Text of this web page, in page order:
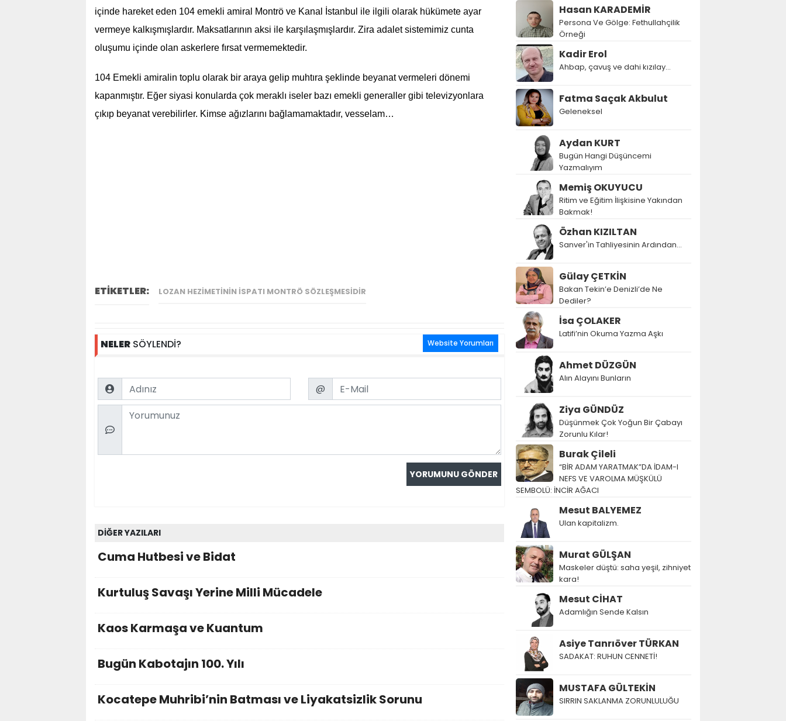
içinde hareket eden 104 emekli amiral Montrö ve Kanal İstanbul ile ilgili olarak hükümete ayar
vermeye kalkışmışlardır. Maksatlarının aksi ile karşılaşmışlardır. Zira adalet sistemimiz cunta
oluşumu içinde olan askerlere fırsat vermemektedir.
104 Emekli amiralin toplu olarak bir araya gelip muhtıra şeklinde beyanat vermeleri dönemi
kapanmıştır. Eğer siyasi konularda çok meraklı iseler bazı emekli generaller gibi televizyonlara
çıkıp beyanat verebilirler. Kimse ağızlarını bağlamamaktadır, vesselam…
ETİKETLER: LOZAN HEZIMETININ İSPATI MONTRÖ SÖZLEŞMESIDIR
NELER SÖYLENDİ? Website Yorumları
Name Email
@
Comment
DİĞER YAZILARI
Cuma Hutbesi ve Bidat
Kurtuluş Savaşı Yerine Milli Mücadele
Kaos Karmaşa ve Kuantum
Bugün Kabotajın 100. Yılı
Kocatepe Muhribi’nin Batması ve Liyakatsizlik Sorunu
Hasan KARADEMİR
Persona Ve Gölge: Fethullahçilik
Örneği
Kadir Erol
Ahbap, çavuş ve dahi kızılay...
Fatma Saçak Akbulut
Geleneksel
Aydan KURT
Bugün Hangi Düşüncemi
Yazmalıyım
Memiş OKUYUCU
Ritim ve Eğitim İlişkisine Yakından
Bakmak!
Özhan KIZILTAN
Sanver'in Tahliyesinin Ardından…
Gülay ÇETKİN
Bakan Tekin’e Denizli’de Ne
Dediler?
İsa ÇOLAKER
Latifi’nin Okuma Yazma Aşkı
Ahmet DÜZGÜN
Alın Alayını Bunların
Ziya GÜNDÜZ
Düşünmek Çok Yoğun Bir Çabayı
Zorunlu Kılar!
Burak Çileli
“BİR ADAM YARATMAK”DA İDAM-I
NEFS VE VAROLMA MÜŞKÜLÜ
SEMBOLÜ: İNCİR AĞACI
Mesut BALYEMEZ
Ulan kapitalizm.
Murat GÜLŞAN
Maskeler düştü: saha yeşil, zihniyet
kara!
Mesut CİHAT
Adamlığın Sende Kalsın
Asiye Tanrıöver TÜRKAN
SADAKAT: RUHUN CENNETİ!
MUSTAFA GÜLTEKİN
SIRRIN SAKLANMA ZORUNLULUĞU